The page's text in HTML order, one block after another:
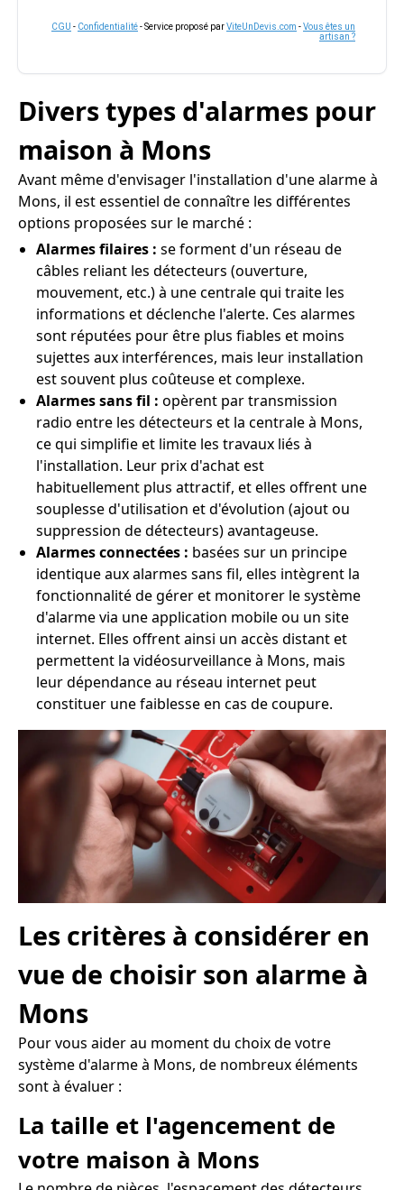
CGU - Confidentialité- Service proposé parViteUnDevis.com -Vous êtes un
artisan ?
Divers types d'alarmes pour
maison à Mons
Avant même d'envisager l'installation d'une alarme à
Mons, il est essentiel de connaître les différentes
options proposées sur le marché :
Alarmes filaires : se forment d'un réseau de
câbles reliant les détecteurs (ouverture,
mouvement, etc.) à une centrale qui traite les
informations et déclenche l'alerte. Ces alarmes
sont réputées pour être plus fiables et moins
sujettes aux interférences, mais leur installation
est souvent plus coûteuse et complexe.
Alarmes sans fil : opèrent par transmission
radio entre les détecteurs et la centrale à Mons,
ce qui simplifie et limite les travaux liés à
l'installation. Leur prix d'achat est
habituellement plus attractif, et elles offrent une
souplesse d'utilisation et d'évolution (ajout ou
suppression de détecteurs) avantageuse.
Alarmes connectées : basées sur un principe
identique aux alarmes sans fil, elles intègrent la
fonctionnalité de gérer et monitorer le système
d'alarme via une application mobile ou un site
internet. Elles offrent ainsi un accès distant et
permettent la vidéosurveillance à Mons, mais
leur dépendance au réseau internet peut
constituer une faiblesse en cas de coupure.
Les critères à considérer en
vue de choisir son alarme à
Mons
Pour vous aider au moment du choix de votre
système d'alarme à Mons, de nombreux éléments
sont à évaluer :
La taille et l'agencement de
votre maison à Mons